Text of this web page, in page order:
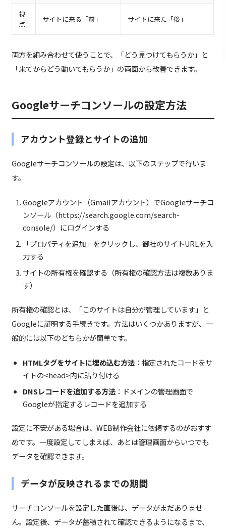
視
点
サイトに来る「前」 サイトに来た「後」
両方を組み合わせて使うことで、「どう見つけてもらうか」と
「来てからどう動いてもらうか」の両面から改善できます。
Googleサーチコンソールの設定方法
アカウント登録とサイトの追加
Googleサーチコンソールの設定は、以下のステップで行いま
す。
Googleアカウント（Gmailアカウント）でGoogleサーチコ
ンソール（https://search.google.com/search-
console/）にログインする
「プロパティを追加」をクリックし、御社のサイトURLを入
力する
サイトの所有権を確認する（所有権の確認方法は複数ありま
す）
所有権の確認とは、「このサイトは自分が管理しています」と
Googleに証明する手続きです。方法はいくつかありますが、一
般的には以下のどちらかが簡単です。
HTMLタグをサイトに埋め込む方法：指定されたコードをサ
イトの<head>内に貼り付ける
DNSレコードを追加する方法：ドメインの管理画面で
Googleが指定するレコードを追加する
設定に不安がある場合は、WEB制作会社に依頼するのがおすす
めです。一度設定してしまえば、あとは管理画面からいつでも
データを確認できます。
データが反映されるまでの期間
サーチコンソールを設定した直後は、データがまだありませ
ん。設定後、データが蓄積されて確認できるようになるまで、